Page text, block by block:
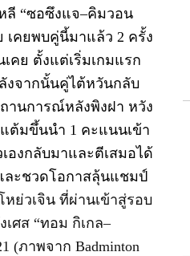
ลี“ซอซึงแจ–คิมวอน
เคยพบคู่นี้มาแล้ว2 ครั้ง
คย ตั้งแต่เริ่มเกมแรก
งจากนั้นคู่ไต้หวันกลับ
านการณ์หลังพิงฝา หวัง
ต้มขึ้นนำ 1 คะแนนเข้า
องกลับมาและตีเสมอได้
ละชวดโอกาสลุ้นแชมป์
ย่วเจิน ที่ผ่านเข้าสู่รอบ
เศส“ทอม กิเกล–
(ภาพจาก Badminton